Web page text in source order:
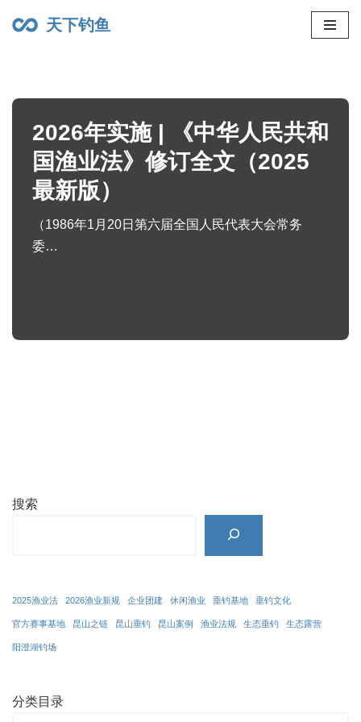
天下钓鱼
2026年实施 | 《中华人民共和
国渔业法》修订全文（2025
最新版）
（1986年1月20日第六届全国人民代表大会常务
委…
搜索
2025渔业法 2026渔业新规 企业团建 休闲渔业 垂钓基地 垂钓文化
官方赛事基地 昆山之链 昆山垂钓 昆山案例 渔业法规 生态垂钓 生态露营
阳澄湖钓场
分类目录